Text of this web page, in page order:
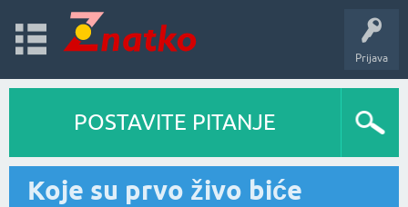
Prijava
POSTAVITE PITANJE
Koje su prvo živo biće